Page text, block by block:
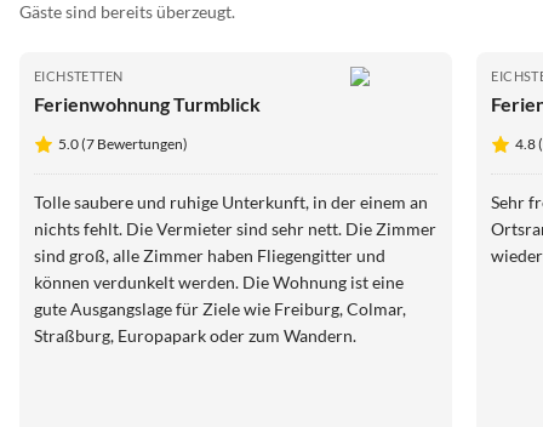
Gäste sind bereits überzeugt.
EICHSTETTEN
Ferienwohnung Turmblick
5.0 (7 Bewertungen)
Tolle saubere und ruhige Unterkunft, in der einem an
nichts fehlt. Die Vermieter sind sehr nett. Die Zimmer
sind groß, alle Zimmer haben Fliegengitter und
können verdunkelt werden. Die Wohnung ist eine
gute Ausgangslage für Ziele wie Freiburg, Colmar,
Straßburg, Europapark oder zum Wandern.
4.8
Sehr
wieder